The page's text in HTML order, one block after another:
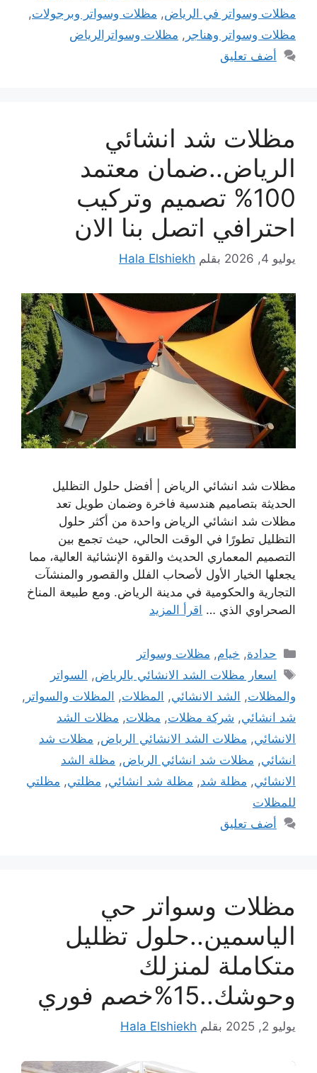
مظلات وسواتر في الرياض, مظلات وسواتر وبرجولات,
مظلات وسواتر وهناجر , مظلات وسواترالرياض
أضف تعليق
مظلات شد انشائي
الرياض..ضمان معتمد
100% تصميم وتركيب
احترافي اتصل بنا الان
يوليو 4, 2026 بقلم Hala Elshiekh
مظلات شد انشائي الرياض | أفضل حلول التظليل
الحديثة بتصاميم هندسية فاخرة وضمان طويل تعد
مظلات شد انشائي الرياض واحدة من أكثر حلول
التظليل تطورًا في الوقت الحالي، حيث تجمع بين
التصميم المعماري الحديث والقوة الإنشائية العالية، مما
يجعلها الخيار الأول لأصحاب الفلل والقصور والمنشآت
التجارية والحكومية في مدينة الرياض. ومع طبيعة المناخ
الصحراوي الذي … اقرأ المزيد
التصنيفات
حدادة, خيام, مظلات وسواتر
الوسوم
اسعار مظلات الشد الانشائي بالرياض, السواتر
والمظلات, الشد الانشائي, المظلات, المظلات والسواتر ,
شد انشائي, شركة مظلات, مظلات, مظلات الشد
الانشائي, مظلات الشد الانشائي الرياض, مظلات شد
انشائي, مظلات شد انشائي الرياض, مظلة الشد
الانشائي, مظلة شد, مظلة شد انشائي, مظلتي, مظلتي
للمظلات
أضف تعليق
مظلات وسواتر حي
الياسمين..حلول تظليل
متكاملة لمنزلك
وحوشك..15%خصم فوري
يوليو 2, 2025 بقلم Hala Elshiekh